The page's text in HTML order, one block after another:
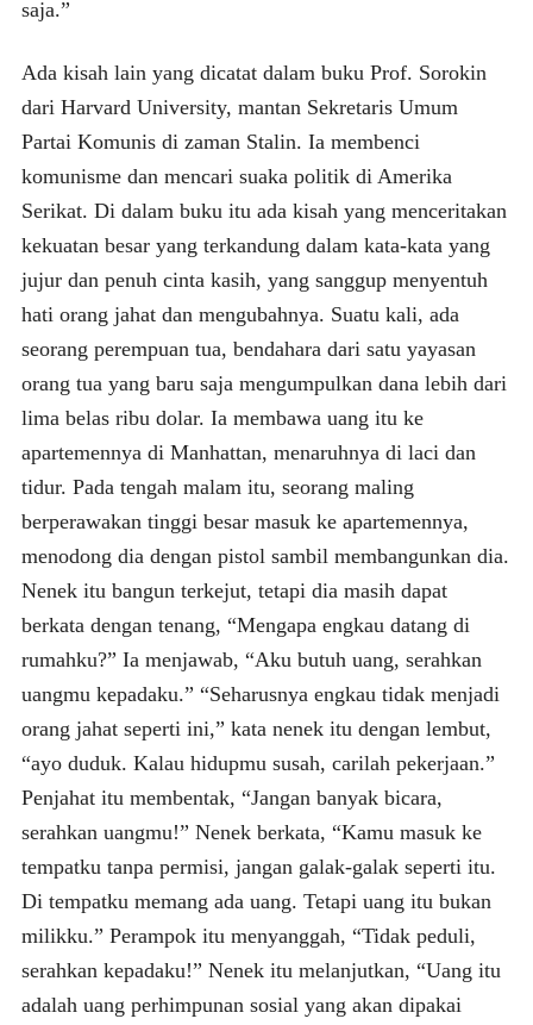
saja.”
Ada kisah lain yang dicatat dalam buku Prof. Sorokin
dari Harvard University, mantan Sekretaris Umum
Partai Komunis di zaman Stalin. Ia membenci
komunisme dan mencari suaka politik di Amerika
Serikat. Di dalam buku itu ada kisah yang menceritakan
kekuatan besar yang terkandung dalam kata-kata yang
jujur dan penuh cinta kasih, yang sanggup menyentuh
hati orang jahat dan mengubahnya. Suatu kali, ada
seorang perempuan tua, bendahara dari satu yayasan
orang tua yang baru saja mengumpulkan dana lebih dari
lima belas ribu dolar. Ia membawa uang itu ke
apartemennya di Manhattan, menaruhnya di laci dan
tidur. Pada tengah malam itu, seorang maling
berperawakan tinggi besar masuk ke apartemennya,
menodong dia dengan pistol sambil membangunkan dia.
Nenek itu bangun terkejut, tetapi dia masih dapat
berkata dengan tenang, “Mengapa engkau datang di
rumahku?” Ia menjawab, “Aku butuh uang, serahkan
uangmu kepadaku.” “Seharusnya engkau tidak menjadi
orang jahat seperti ini,” kata nenek itu dengan lembut,
“ayo duduk. Kalau hidupmu susah, carilah pekerjaan.”
Penjahat itu membentak, “Jangan banyak bicara,
serahkan uangmu!” Nenek berkata, “Kamu masuk ke
tempatku tanpa permisi, jangan galak-galak seperti itu.
Di tempatku memang ada uang. Tetapi uang itu bukan
milikku.” Perampok itu menyanggah, “Tidak peduli,
serahkan kepadaku!” Nenek itu melanjutkan, “Uang itu
adalah uang perhimpunan sosial yang akan dipakai